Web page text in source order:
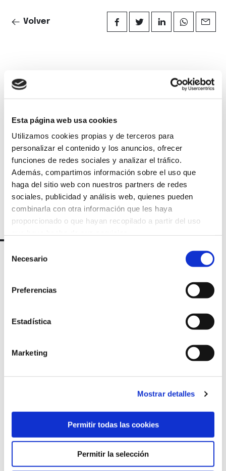
Esta página web usa cookies
Utilizamos cookies propias y de terceros para
personalizar el contenido y los anuncios, ofrecer
funciones de redes sociales y analizar el tráfico.
Además, compartimos información sobre el uso que
haga del sitio web con nuestros partners de redes
sociales, publicidad y análisis web, quienes pueden
combinarla con otra información que les haya
proporcionado o que hayan recopilado a partir del uso
Necesario
Preferencias
Estadística
Marketing
Mostrar detalles
Permitir todas las cookies
Permitir la selección
Volver
Suscríbete a
nuestra
newsletter
+34 981 235 265
escuela@marcelomacias.com